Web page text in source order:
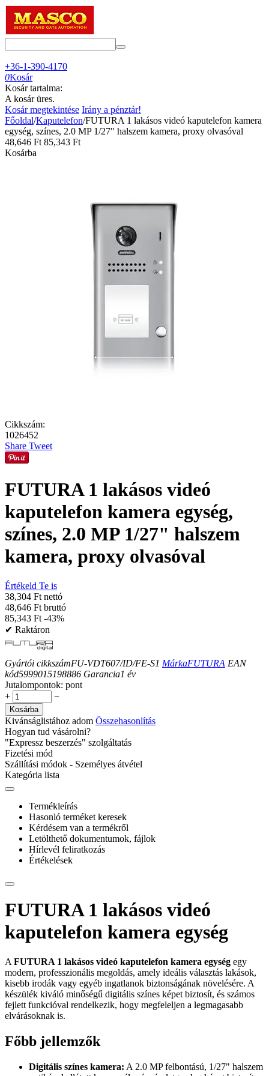
+36-1-390-4170
0Kosár
Kosár tartalma:
A kosár üres.
Kosár megtekintése Irány a pénztár!
Főoldal/Kaputelefon/FUTURA 1 lakásos videó kaputelefon kamera
egység, színes, 2.0 MP 1/27" halszem kamera, proxy olvasóval
48,646 Ft 85,343 Ft
Kosárba
Cikkszám:
1026452
Share Tweet
FUTURA 1 lakásos videó
kaputelefon kamera egység,
színes, 2.0 MP 1/27" halszem
kamera, proxy olvasóval
Értékeld Te is
38,304 Ft nettó
48,646 Ft bruttó
85,343 Ft -43%
✔ Raktáron
Gyártói cikkszámFU-VDT607/ID/FE-S1 MárkaFUTURA EAN
kód5999015198886 Garancia1 év
Jutalompontok: pont
+
−
Kosárba
Kivánságlistához adom Összehasonlítás
Hogyan tud vásárolni?
"Expressz beszerzés" szolgáltatás
Fizetési mód
Szállítási módok - Személyes átvétel
Kategória lista
Termékleírás
Hasonló terméket keresek
Kérdésem van a termékről
Letölthető dokumentumok, fájlok
Hírlevél feliratkozás
Értékelések
FUTURA 1 lakásos videó
kaputelefon kamera egység
A FUTURA 1 lakásos videó kaputelefon kamera egység egy
modern, professzionális megoldás, amely ideális választás lakások,
kisebb irodák vagy egyéb ingatlanok biztonságának növelésére. A
készülék kiváló minőségű digitális színes képet biztosít, és számos
fejlett funkcióval rendelkezik, hogy megfeleljen a legmagasabb
elvárásoknak is.
Főbb jellemzők
Digitális színes kamera: A 2.0 MP felbontású, 1/27" halszem